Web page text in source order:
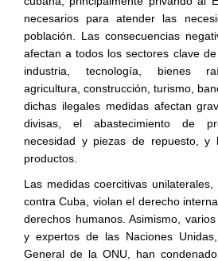
necesarios para atender las
población. Las consecuencias
afectan a todos los sectores clave
industria, tecnología, bienes
agricultura, construcción, turismo,
dichas ilegales medidas afectan
divisas, el abastecimiento de
necesidad y piezas de repuesto, y
productos.
Las medidas coercitivas
contra Cuba, violan el derecho
derechos humanos. Asimismo,
y expertos de las Naciones
General de la ONU, han